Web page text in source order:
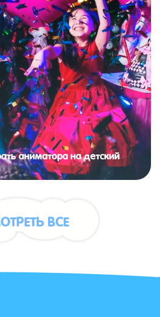
аниматора на детский
ВСЕ